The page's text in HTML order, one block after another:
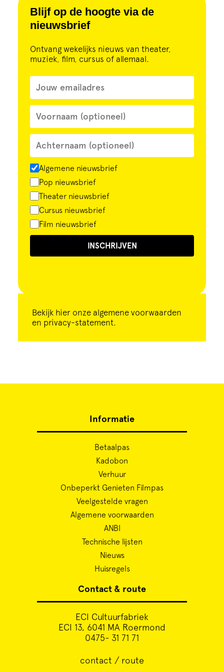
ECI Cultuurcafé
Over ons
Contact
Steun ons
Blijf op de hoogte via de
nieuwsbrief
Ontvang wekelijks nieuws van theater,
muziek, film, cursus of allemaal.
Algemene nieuwsbrief
Pop nieuwsbrief
Theater nieuwsbrief
Cursus nieuwsbrief
Film nieuwsbrief
INSCHRIJVEN
Bekijk hier onze algemene voorwaarden
en privacy-statement.
Informatie
Betaalpas
Kadobon
Verhuur
Onbeperkt Genieten Filmpas
Veelgestelde vragen
Algemene voorwaarden
ANBI
Technische lijsten
Nieuws
Huisregels
Contact & route
ECI Cultuurfabriek
ECI 13, 6041 MA Roermond
0475- 31 71 71
contact / route